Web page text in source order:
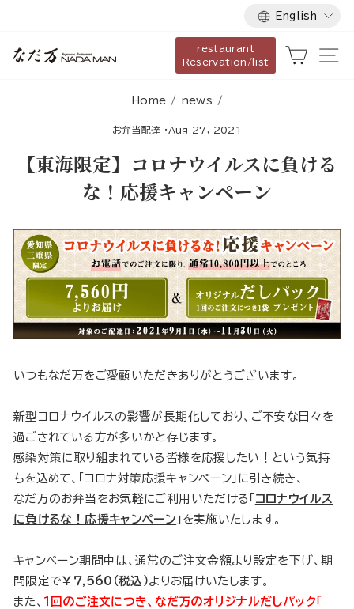
content
Language
English
restaurant
Reservation/list
Cart
Home / news /
お弁当配達 · Aug 27, 2021
【東海限定】コロナウイルスに負ける
な！応援キャンペーン
いつもなだ万をご愛顧いただきありがとうございます。
新型コロナウイルスの影響が長期化しており、ご不安な日々を
過ごされている方が多いかと存じます。
感染対策に取り組まれている皆様を応援したい！という気持
ちを込めて、「コロナ対策応援キャンペーン」に引き続き、
なだ万のお弁当をお気軽にご利用いただける「 コロナウイルス
に負けるな！応援キャンペーン 」を実施いたします。
キャンペーン期間中は、通常のご注文金額より設定を下げ、期
間限定で￥７,560（税込）よりお届けいたします。
また、 １回のご注文につき、なだ万のオリジナルだしパック「